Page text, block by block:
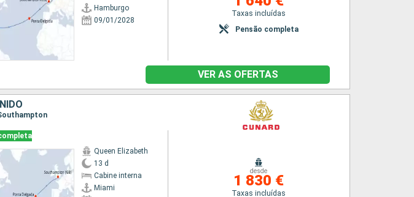
Hamburgo
09/01/2028
Taxas incluídas
Pensão completa
VER AS OFERTAS
Queen Elizabeth
13 d
Cabine interna
Miami
desde
1 830 €
Taxas incluídas